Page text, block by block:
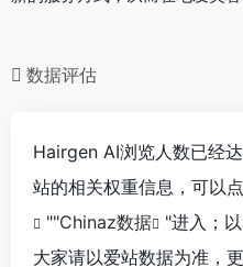
数据评估
Hairgen AI浏览人数已经
站的相关权重信息，可以
""Chinaz数据
"进入；
大家请以爱站数据为准，